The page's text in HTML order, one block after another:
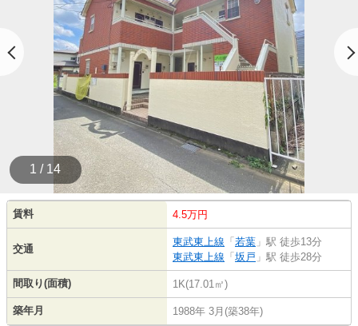
1 / 14
賃料 4.5万円
交通
東武東上線 「 若葉 」駅 徒歩13分
東武東上線 「 坂戸 」駅 徒歩28分
間取り(面積) 1K(17.01㎡)
築年月 1988年 3月(築38年)